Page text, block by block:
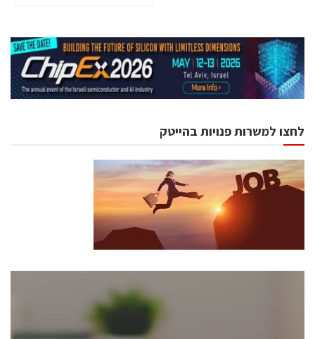
לחצו למשרות פנויות בהייטק
כנסים ואירועים